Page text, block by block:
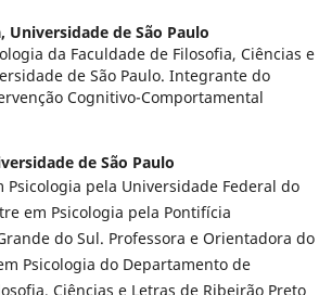
Universidade de São Paulo
da Faculdade de Filosofia, Ciências e
de São Paulo. Integrante do
Cognitivo-Comportamental
de São Paulo
Psicologia pela Universidade Federal do
em Psicologia pela Pontifícia
do Sul. Professora e Orientadora do
Psicologia do Departamento de
Ciências e Letras de Ribeirão Preto